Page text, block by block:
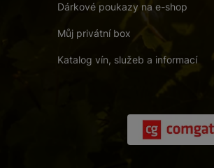
Dárkové poukazy na e-shop
Můj privátní box
Katalog vín, služeb a informací